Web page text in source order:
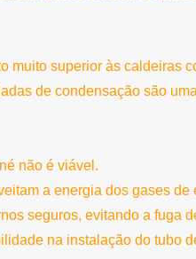
muito superior às caldeiras
de condensação são
não é viável.
a energia dos gases de
seguros, evitando a fuga
na instalação do tubo